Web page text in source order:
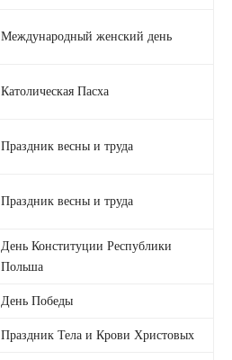
Международный женский день
Католическая Пасха
Праздник весны и труда
Праздник весны и труда
День Конституции Республики
Польша
День Победы
Праздник Тела и Крови Христовых